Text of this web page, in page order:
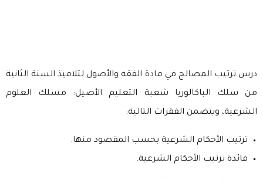
درس ترتيب المصالح في مادة الفقه والأصول لتلاميذ السنة الثانية
من سلك الباكالوريا شعبة التعليم الأصيل: مسلك العلوم
الشرعية، ويتضمن الفقرات التالية:
ترتيب الأحكام الشرعية بحسب المقصود منها.
فائدة ترتيب الأحكام الشرعية.